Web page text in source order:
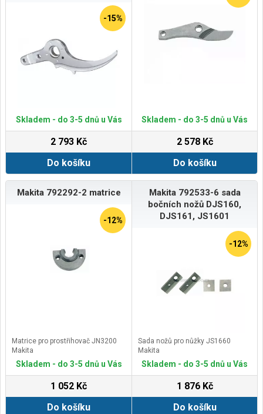
-15%
Skladem - do 3-5 dnů u Vás
2 793 Kč
Do košíku
Skladem - do 3-5 dnů u Vás
2 578 Kč
Do košíku
Makita 792292-2 matrice
-12%
Matrice pro prostřihovač JN3200
Makita
Skladem - do 3-5 dnů u Vás
1 052 Kč
Do košíku
Makita 792533-6 sada
bočních nožů DJS160,
DJS161, JS1601
-12%
Sada nožů pro nůžky JS1660
Makita
Skladem - do 3-5 dnů u Vás
1 876 Kč
Do košíku